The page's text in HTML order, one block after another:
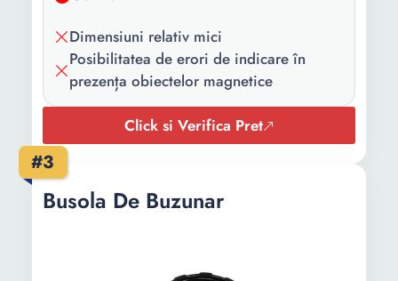
Dimensiuni relativ mici
Posibilitatea de erori de indicare în
prezența obiectelor magnetice
Click si Verifica Pret
#3
Busola De Buzunar